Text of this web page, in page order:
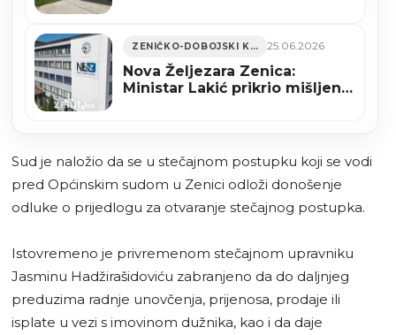
ZENIČKO-DOBOJSKI KANTON 25.06.2026
Nova Željezara Zenica:
Ministar Lakić prikrio mišljenje
Sud je naložio da se u stečajnom postupku koji se vodi
pred Općinskim sudom u Zenici odloži donošenje
odluke o prijedlogu za otvaranje stečajnog postupka.
Istovremeno je privremenom stečajnom upravniku
Jasminu Hadžirašidoviću zabranjeno da do daljnjeg
preduzima radnje unovčenja, prijenosa, prodaje ili
isplate u vezi s imovinom dužnika, kao i da daje